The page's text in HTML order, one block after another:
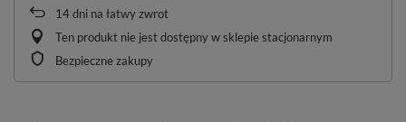
14dni na łatwy zwrot
Ten produkt nie jest dostępny w sklepie stacjonarnym
Bezpieczne zakupy